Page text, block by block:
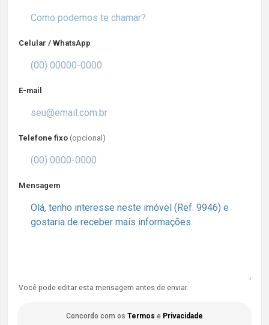
Celular / WhatsApp
E-mail
Telefone fixo (opcional)
Mensagem
Você pode editar esta mensagem antes de enviar.
Concordo com os Termos e Privacidade